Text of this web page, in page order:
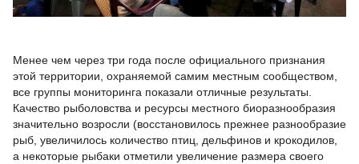
Менее чем через три года после официального признания
этой территории, охраняемой самим местным сообществом,
все группы мониторинга показали отличные результаты.
Качество рыболовства и ресурсы местного биоразнообразия
значительно возросли (восстановилось прежнее разнообразие
рыб, увеличилось количество птиц, дельфинов и крокодилов,
а некоторые рыбаки отметили увеличение размера своего